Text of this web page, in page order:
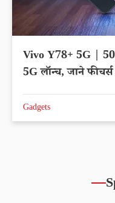
Vivo Y78+ 5G |
5G लॉन्च, जाने
Gadgets